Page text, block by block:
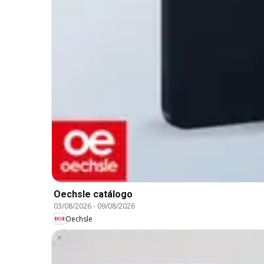
Oechsle catálogo
03/08/2026- 09/08/2026
Oechsle